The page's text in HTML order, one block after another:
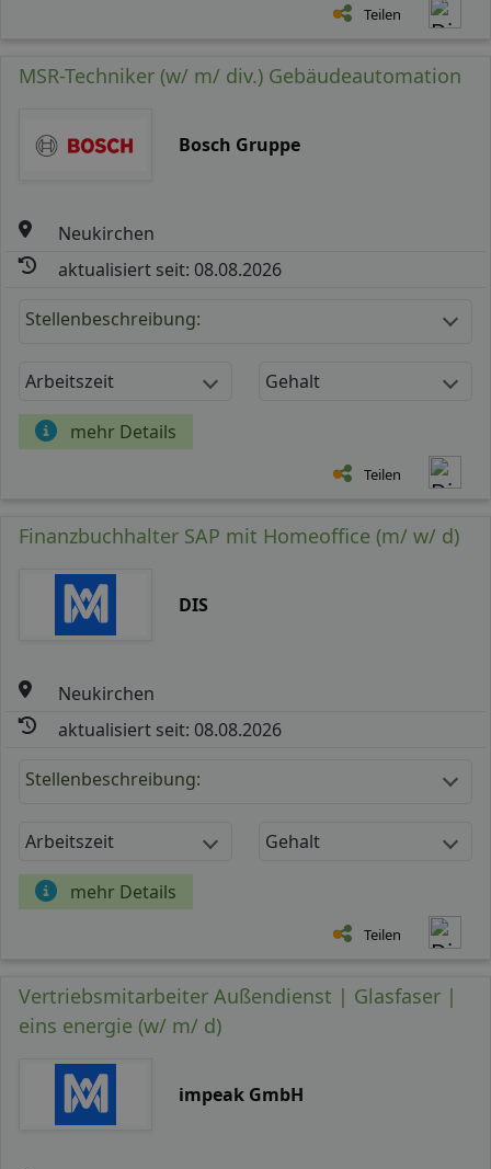
Teilen
MSR-Techniker (w/ m/ div.) Gebäudeautomation
Bosch Gruppe
Neukirchen
aktualisiert seit: 08.08.2026
Stellenbeschreibung:
Arbeitszeit Gehalt
mehr Details
Teilen
Finanzbuchhalter SAP mit Homeoffice (m/ w/ d)
DIS
Neukirchen
aktualisiert seit: 08.08.2026
Stellenbeschreibung:
Arbeitszeit Gehalt
mehr Details
Teilen
Vertriebsmitarbeiter Außendienst | Glasfaser |
eins energie (w/ m/ d)
impeak GmbH